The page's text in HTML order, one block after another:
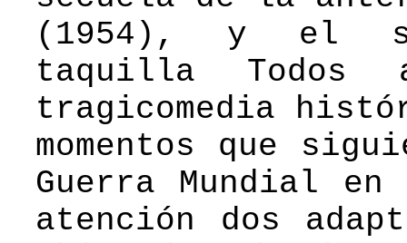
(1954), y el
taquilla Todos
tragicomedia
momentos que
Guerra Mundial en
atención dos